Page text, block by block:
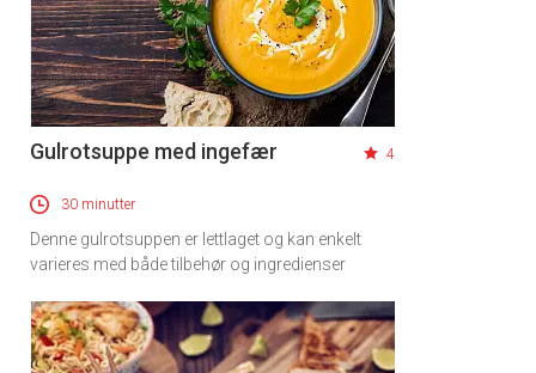
Gulrotsuppe med ingefær 4
30 minutter
Denne gulrotsuppen er lettlaget og kan enkelt
varieres med både tilbehør og ingredienser